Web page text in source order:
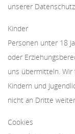
unserer
Kinder
Personen unter 18
oder
uns übermitteln.
Kindern und
nicht an Dritte
Cookies